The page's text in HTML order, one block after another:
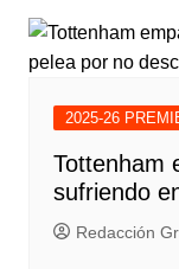
2025-26
Tottenham
sufriendo
Redacción